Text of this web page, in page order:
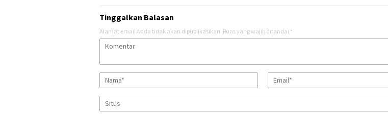
Tinggalkan Balasan
Alamat email Anda tidak akan dipublikasikan. Ruas yang wajib ditandai *